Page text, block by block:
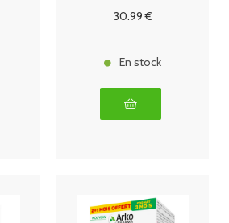
30.99€
En stock